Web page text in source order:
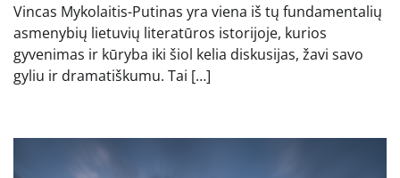
Vincas Mykolaitis-Putinas yra viena iš tų fundamentalių
asmenybių lietuvių literatūros istorijoje, kurios
gyvenimas ir kūryba iki šiol kelia diskusijas, žavi savo
gyliu ir dramatiškumu. Tai […]